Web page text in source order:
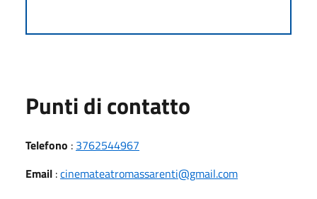
Punti di contatto
Telefono : 3762544967
Email :cinemateatromassarenti@gmail.com